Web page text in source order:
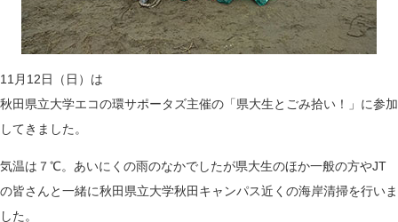
11月12日（日）は
秋田県立大学エコの環サポータズ主催の「県大生とごみ拾い！」に参加
してきました。
気温は７℃。あいにくの雨のなかでしたが県大生のほか一般の方やJT
の皆さんと一緒に秋田県立大学秋田キャンパス近くの海岸清掃を行いま
した。